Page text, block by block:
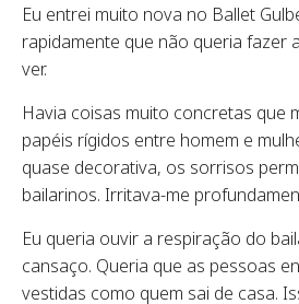
Eu entrei muito nova no Ballet
rapidamente que não queria fazer
ver.
Havia coisas muito concretas que
papéis rígidos entre homem e
quase decorativa, os sorrisos
bailarinos. Irritava-me
Eu queria ouvir a respiração do
cansaço. Queria que as pessoas
vestidas como quem sai de casa.